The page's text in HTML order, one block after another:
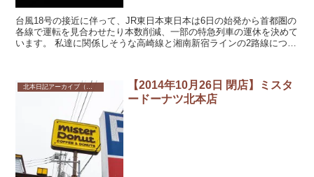
台風18号の接近に伴って、JR東日本東日本は6日の始発から首都圏の
各線で運転を見合わせたり本数削減、一部の特急列車の運休を決めて
います。 私達に関係しそうな高崎線と湘南新宿ラインの2路線につい
【2014年10月26日 閉店】ミスタ
ードーナツ北本店